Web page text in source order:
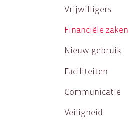
Vrijwilligers
Financiële zaken
Nieuw gebruik
Faciliteiten
Communicatie
Veiligheid